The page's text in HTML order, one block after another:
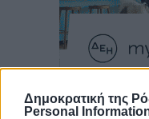
Δημοκρατική της
Personal